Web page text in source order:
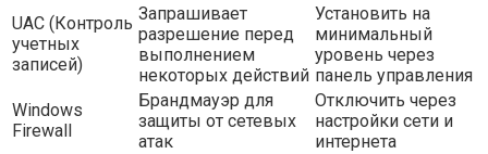
UAC (Контроль
учетных
записей)
Запрашивает
разрешение перед
выполнением
некоторых действий
Установить на
минимальный
уровень через
панель управления
Windows
Firewall
Брандмауэр для
защиты от сетевых
атак
Отключить через
настройки сети и
интернета